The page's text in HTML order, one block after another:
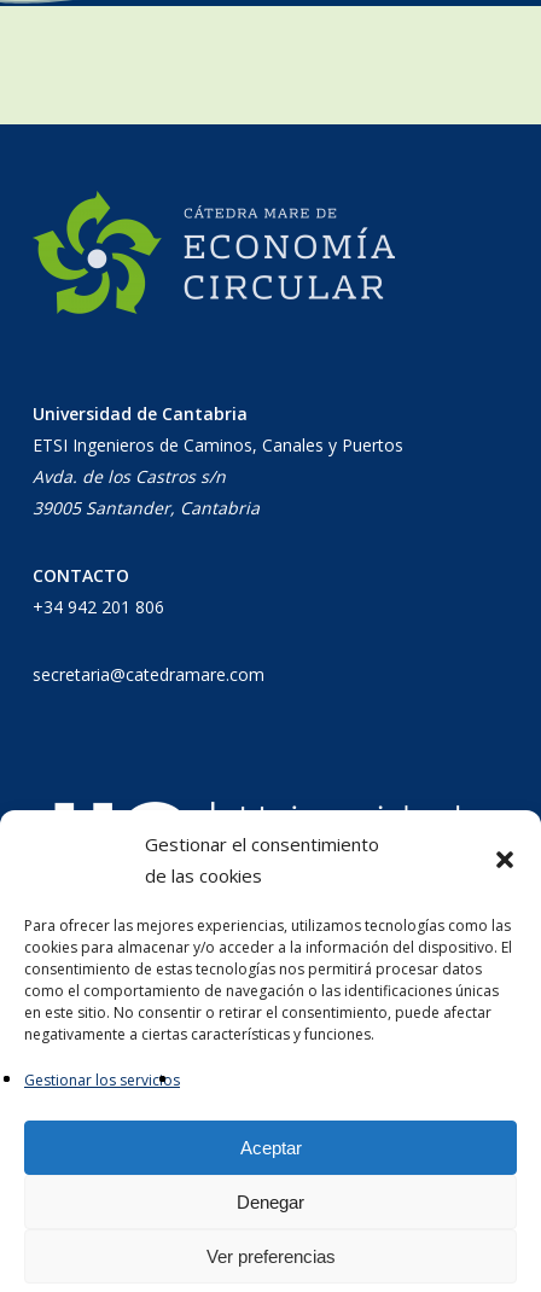
Gestionar el consentimiento
de las cookies
Para ofrecer las mejores experiencias, utilizamos tecnologías como las
cookies para almacenar y/o acceder a la información del dispositivo. El
consentimiento de estas tecnologías nos permitirá procesar datos
como el comportamiento de navegación o las identificaciones únicas
en este sitio. No consentir o retirar el consentimiento, puede afectar
negativamente a ciertas características y funciones.
Gestionar los servicios
Aceptar
Denegar
Ver preferencias
Universidad de Cantabria
ETSI Ingenieros de Caminos, Canales y Puertos
Avda. de los Castros s/n
39005 Santander, Cantabria
CONTACTO
+34 942 201 806
secretaria@catedramare.com